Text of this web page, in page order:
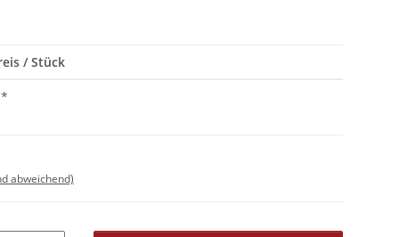
/ Stück
*
abweichend)